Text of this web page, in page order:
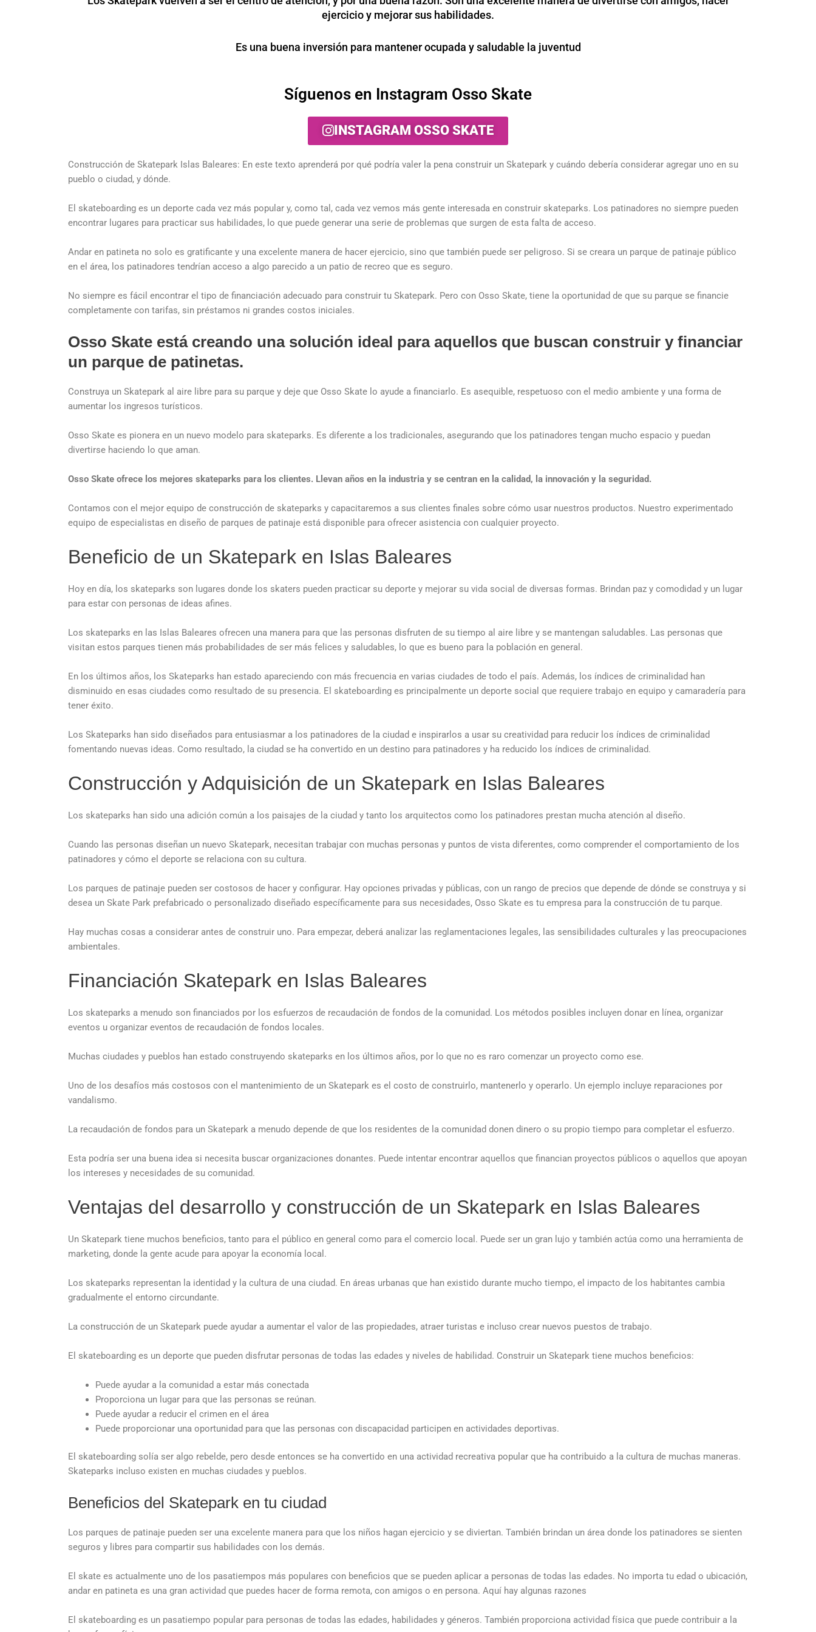
ejercicio y mejorar sus habilidades.
Es una buena inversión para mantener ocupada y saludable la juventud
Síguenos en Instagram Osso Skate
INSTAGRAM OSSO SKATE
Construcción de Skatepark Islas Baleares: En este texto aprenderá por qué podría valer la pena construir un Skatepark y cuándo debería considerar agregar uno en su
pueblo o ciudad, y dónde.
El skateboarding es un deporte cada vez más popular y, como tal, cada vez vemos más gente interesada en construir skateparks. Los patinadores no siempre pueden
encontrar lugares para practicar sus habilidades, lo que puede generar una serie de problemas que surgen de esta falta de acceso.
Andar en patineta no solo es gratificante y una excelente manera de hacer ejercicio, sino que también puede ser peligroso. Si se creara un parque de patinaje público
en el área, los patinadores tendrían acceso a algo parecido a un patio de recreo que es seguro.
No siempre es fácil encontrar el tipo de financiación adecuado para construir tu Skatepark. Pero con Osso Skate, tiene la oportunidad de que su parque se financie
completamente con tarifas, sin préstamos ni grandes costos iniciales.
Osso Skate está creando una solución ideal para aquellos que buscan construir y financiar
un parque de patinetas.
Construya un Skatepark al aire libre para su parque y deje que Osso Skate lo ayude a financiarlo. Es asequible, respetuoso con el medio ambiente y una forma de
aumentar los ingresos turísticos.
Osso Skate es pionera en un nuevo modelo para skateparks. Es diferente a los tradicionales, asegurando que los patinadores tengan mucho espacio y puedan
divertirse haciendo lo que aman.
Osso Skate ofrece los mejores skateparks para los clientes. Llevan años en la industria y se centran en la calidad, la innovación y la seguridad.
Contamos con el mejor equipo de construcción de skateparks y capacitaremos a sus clientes finales sobre cómo usar nuestros productos. Nuestro experimentado
equipo de especialistas en diseño de parques de patinaje está disponible para ofrecer asistencia con cualquier proyecto.
Beneficio de un Skatepark en Islas Baleares
Hoy en día, los skateparks son lugares donde los skaters pueden practicar su deporte y mejorar su vida social de diversas formas. Brindan paz y comodidad y un lugar
para estar con personas de ideas afines.
Los skateparks en las Islas Baleares ofrecen una manera para que las personas disfruten de su tiempo al aire libre y se mantengan saludables. Las personas que
visitan estos parques tienen más probabilidades de ser más felices y saludables, lo que es bueno para la población en general.
En los últimos años, los Skateparks han estado apareciendo con más frecuencia en varias ciudades de todo el país. Además, los índices de criminalidad han
disminuido en esas ciudades como resultado de su presencia. El skateboarding es principalmente un deporte social que requiere trabajo en equipo y camaradería para
tener éxito.
Los Skateparks han sido diseñados para entusiasmar a los patinadores de la ciudad e inspirarlos a usar su creatividad para reducir los índices de criminalidad
fomentando nuevas ideas. Como resultado, la ciudad se ha convertido en un destino para patinadores y ha reducido los índices de criminalidad.
Construcción y Adquisición de un Skatepark en Islas Baleares
Los skateparks han sido una adición común a los paisajes de la ciudad y tanto los arquitectos como los patinadores prestan mucha atención al diseño.
Cuando las personas diseñan un nuevo Skatepark, necesitan trabajar con muchas personas y puntos de vista diferentes, como comprender el comportamiento de los
patinadores y cómo el deporte se relaciona con su cultura.
Los parques de patinaje pueden ser costosos de hacer y configurar. Hay opciones privadas y públicas, con un rango de precios que depende de dónde se construya y si
desea un Skate Park prefabricado o personalizado diseñado específicamente para sus necesidades, Osso Skate es tu empresa para la construcción de tu parque.
Hay muchas cosas a considerar antes de construir uno. Para empezar, deberá analizar las reglamentaciones legales, las sensibilidades culturales y las preocupaciones
ambientales.
Financiación Skatepark en Islas Baleares
Los skateparks a menudo son financiados por los esfuerzos de recaudación de fondos de la comunidad. Los métodos posibles incluyen donar en línea, organizar
eventos u organizar eventos de recaudación de fondos locales.
Muchas ciudades y pueblos han estado construyendo skateparks en los últimos años, por lo que no es raro comenzar un proyecto como ese.
Uno de los desafíos más costosos con el mantenimiento de un Skatepark es el costo de construirlo, mantenerlo y operarlo. Un ejemplo incluye reparaciones por
vandalismo.
La recaudación de fondos para un Skatepark a menudo depende de que los residentes de la comunidad donen dinero o su propio tiempo para completar el esfuerzo.
Esta podría ser una buena idea si necesita buscar organizaciones donantes. Puede intentar encontrar aquellos que financian proyectos públicos o aquellos que apoyan
los intereses y necesidades de su comunidad.
Ventajas del desarrollo y construcción de un Skatepark en Islas Baleares
Un Skatepark tiene muchos beneficios, tanto para el público en general como para el comercio local. Puede ser un gran lujo y también actúa como una herramienta de
marketing, donde la gente acude para apoyar la economía local.
Los skateparks representan la identidad y la cultura de una ciudad. En áreas urbanas que han existido durante mucho tiempo, el impacto de los habitantes cambia
gradualmente el entorno circundante.
La construcción de un Skatepark puede ayudar a aumentar el valor de las propiedades, atraer turistas e incluso crear nuevos puestos de trabajo.
El skateboarding es un deporte que pueden disfrutar personas de todas las edades y niveles de habilidad. Construir un Skatepark tiene muchos beneficios:
Puede ayudar a la comunidad a estar más conectada
Proporciona un lugar para que las personas se reúnan.
Puede ayudar a reducir el crimen en el área
Puede proporcionar una oportunidad para que las personas con discapacidad participen en actividades deportivas.
El skateboarding solía ser algo rebelde, pero desde entonces se ha convertido en una actividad recreativa popular que ha contribuido a la cultura de muchas maneras.
Skateparks incluso existen en muchas ciudades y pueblos.
Beneficios del Skatepark en tu ciudad
Los parques de patinaje pueden ser una excelente manera para que los niños hagan ejercicio y se diviertan. También brindan un área donde los patinadores se sienten
seguros y libres para compartir sus habilidades con los demás.
El skate es actualmente uno de los pasatiempos más populares con beneficios que se pueden aplicar a personas de todas las edades. No importa tu edad o ubicación,
andar en patineta es una gran actividad que puedes hacer de forma remota, con amigos o en persona. Aquí hay algunas razones
El skateboarding es un pasatiempo popular para personas de todas las edades, habilidades y géneros. También proporciona actividad física que puede contribuir a la